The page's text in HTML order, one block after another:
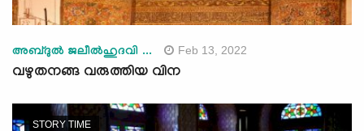
അബ്ദുല്‍ ജലീല്‍ഹുദവി ... Feb 13, 2022
വഴുതനങ്ങ വരുത്തിയ വിന
STORY TIME